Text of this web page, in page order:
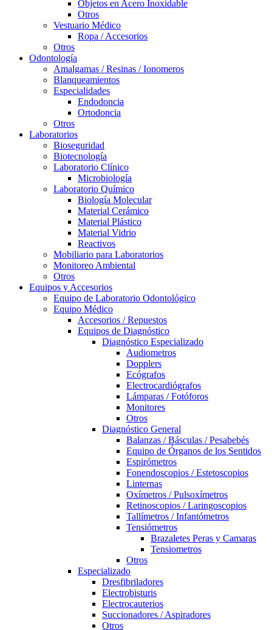
Objetos en Acero Inoxidable
Otros
Vestuario Médico
Ropa / Accesorios
Otros
Odontología
Amalgamas / Resinas / Ionomeros
Blanqueamientos
Especialidades
Endodoncia
Ortodoncia
Otros
Laboratorios
Bioseguridad
Biotecnología
Laboratorio Clínico
Microbiología
Laboratorio Químico
Biología Molecular
Material Cerámico
Material Plástico
Material Vidrio
Reactivos
Mobiliario para Laboratorios
Monitoreo Ambiental
Otros
Equipos y Accesorios
Equipo de Laboratorio Odontológico
Equipo Médico
Accesorios / Repuestos
Equipos de Diagnóstico
Diagnóstico Especializado
Audiometros
Dopplers
Ecógrafos
Electrocardiógrafos
Lámparas / Fotóforos
Monitores
Otros
Diagnóstico General
Balanzas / Básculas / Pesabebés
Equipo de Órganos de los Sentidos
Espirómetros
Fonendoscopios / Estetoscopios
Linternas
Oxímetros / Pulsoxímetros
Retinoscopios / Laringoscopios
Tallímetros / Infantómetros
Tensiómetros
Brazaletes Peras y Camaras
Tensiometros
Otros
Especializado
Dresfibriladores
Electrobisturis
Electrocauterios
Succionadores / Aspiradores
Otros